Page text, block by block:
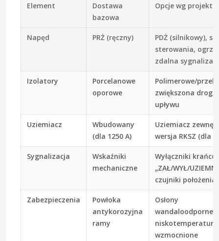
Element
Dostawa
bazowa
Opcje wg projektu
Napęd PRŻ (ręczny)
PDŻ (silnikowy),
sterowania,
zdalna
Izolatory
Porcelanowe
oporowe
Polimerowe/
zwiększona droga
upływu
Uziemiacz
Wbudowany
(dla 1250 A)
Uziemiacz
wersja RKSZ (dla
Sygnalizacja
Wskaźniki
mechaniczne
Wyłączniki
„ZAŁ/WYŁ/
czujniki położenia
Zabezpieczenia
Powłoka
antykorozyjna
ramy
Osłony
wandaloodporne,
wzmocnione